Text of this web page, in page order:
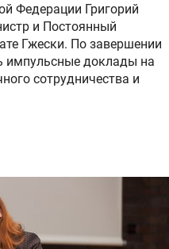
Федерации Григорий
и Постоянный
Гжески. По завершении
импульсные доклады на
сотрудничества и